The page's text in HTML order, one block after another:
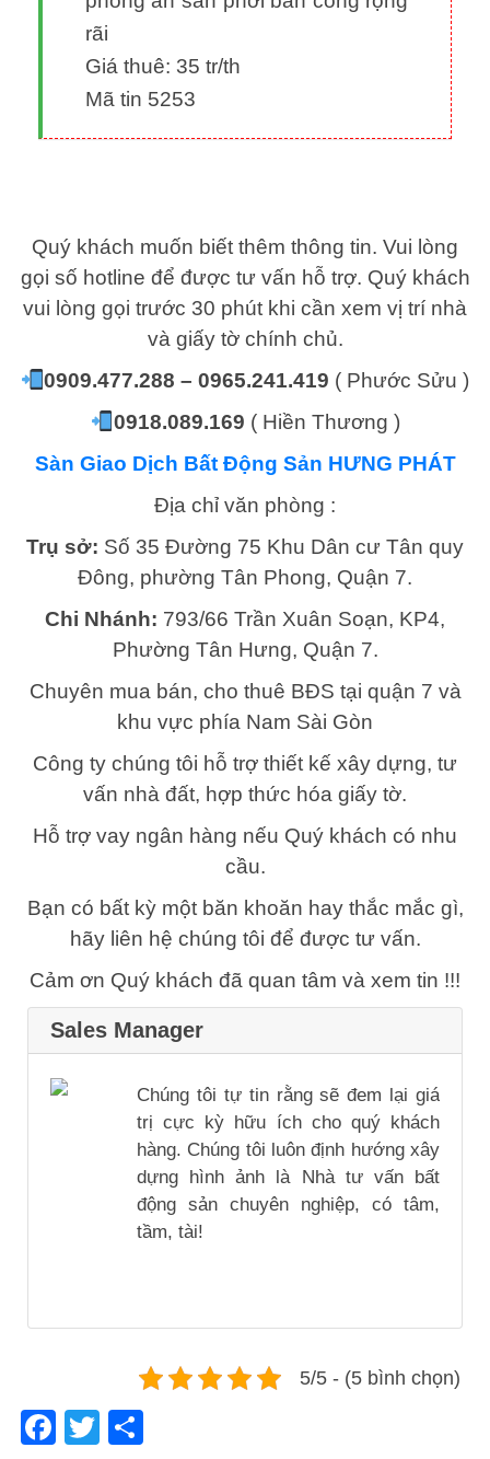
rãi
Giá thuê: 35 tr/th
Mã tin 5253
Quý khách muốn biết thêm thông tin. Vui lòng
gọi số hotline để được tư vấn hỗ trợ. Quý khách
vui lòng gọi trước 30 phút khi cần xem vị trí nhà
và giấy tờ chính chủ.
0909.477.288 – 0965.241.419 ( Phước Sửu )
0918.089.169 ( Hiền Thương )
Sàn Giao Dịch Bất Động Sản HƯNG PHÁT
Địa chỉ văn phòng :
Trụ sở: Số 35 Đường 75 Khu Dân cư Tân quy
Đông, phường Tân Phong, Quận 7.
Chi Nhánh: 793/66 Trần Xuân Soạn, KP4,
Phường Tân Hưng, Quận 7.
Chuyên mua bán, cho thuê BĐS tại quận 7 và
khu vực phía Nam Sài Gòn
Công ty chúng tôi hỗ trợ thiết kế xây dựng, tư
vấn nhà đất, hợp thức hóa giấy tờ.
Hỗ trợ vay ngân hàng nếu Quý khách có nhu
cầu.
Bạn có bất kỳ một băn khoăn hay thắc mắc gì,
hãy liên hệ chúng tôi để được tư vấn.
Cảm ơn Quý khách đã quan tâm và xem tin !!!
Sales Manager
Chúng tôi tự tin rằng sẽ đem lại giá
trị cực kỳ hữu ích cho quý khách
hàng. Chúng tôi luôn định hướng xây
dựng hình ảnh là Nhà tư vấn bất
động sản chuyên nghiệp, có tâm,
tầm, tài!
5/5 - (5 bình chọn)
Facebook
Twitter